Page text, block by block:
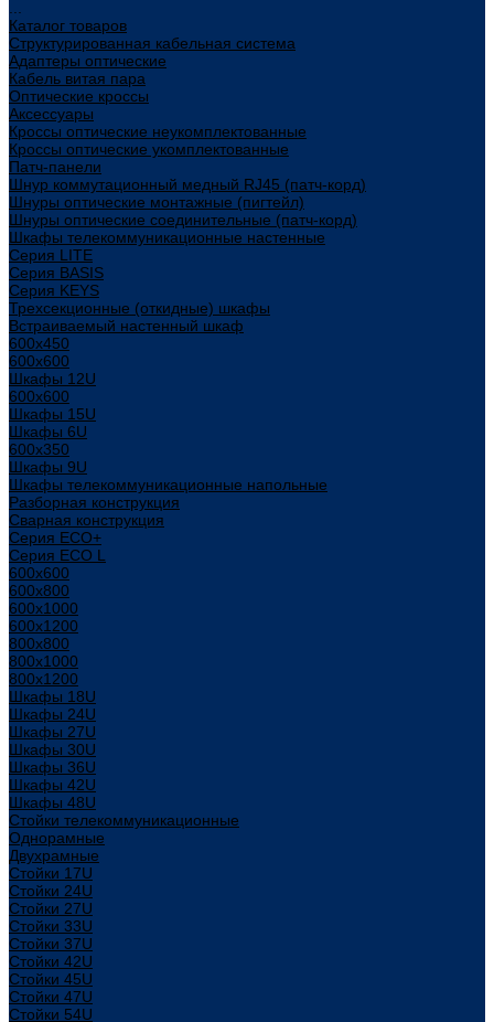
Каталог товаров
Структурированная кабельная система
Адаптеры оптические
Кабель витая пара
Оптические кроссы
Аксессуары
Кроссы оптические неукомплектованные
Кроссы оптические укомплектованные
Патч-панели
Шнур коммутационный медный RJ45 (патч-корд)
Шнуры оптические монтажные (пигтейл)
Шнуры оптические соединительные (патч-корд)
Шкафы телекоммуникационные настенные
Cерия LITE
Cерия BASIS
Cерия KEYS
Трехсекционные (откидные) шкафы
Встраиваемый настенный шкаф
600x450
600x600
Шкафы 12U
600x600
Шкафы 15U
Шкафы 6U
600x350
Шкафы 9U
Шкафы телекоммуникационные напольные
Разборная конструкция
Сварная конструкция
Серия ECO+
Серия ECO L
600x600
600x800
600х1000
600х1200
800x800
800х1000
800х1200
Шкафы 18U
Шкафы 24U
Шкафы 27U
Шкафы 30U
Шкафы 36U
Шкафы 42U
Шкафы 48U
Стойки телекоммуникационные
Однорамные
Двухрамные
Стойки 17U
Стойки 24U
Стойки 27U
Стойки 33U
Стойки 37U
Стойки 42U
Стойки 45U
Стойки 47U
Стойки 54U